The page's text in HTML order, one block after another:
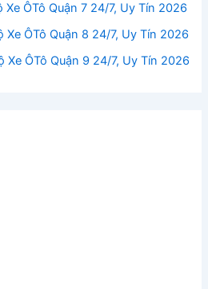
Xe ÔTô Quận 7 24/7, Uy Tín 2026
Xe ÔTô Quận 8 24/7, Uy Tín 2026
Xe ÔTô Quận 9 24/7, Uy Tín 2026